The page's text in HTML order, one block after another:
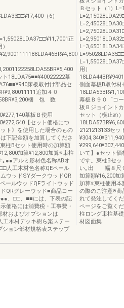
（6）
正
18LDA75■■¥40022222幕
床板取付け部品セ
追加４０
梱 包 数
幕板Ｂ使用
【セット価格につ
ト》を使用した場合のもの
下記金額を加算してくださ
Bセット使用時の加算額
加算¥12,800加算※束柱
｡●●アルミ形材色名称ABオ
人工木材色名称QEペール
ウッドSYダークウッドQR
ールウッドQFライトウッド
QRグレーウッド■商品コー
●●、□□、■■には、下表の記
価格には消費税・工事費・
材およびオプションは
工木材デッキ樹ら楽ステー
ション部材規格表ステップ
Ｂセット（1）
用）
側面幕板B取付材
幕板Ｂ９０゜コ
板Ｂジョイント
セット（横止め
2121213133セッ
いて】●セット価
です。束柱Bセッ
い｡出 幅８尺９
加算額¥16,200加
加算※束柱使用本
の際のご注意※
れて発注してく
ページをご覧く
柱ロング束柱基
材図面集